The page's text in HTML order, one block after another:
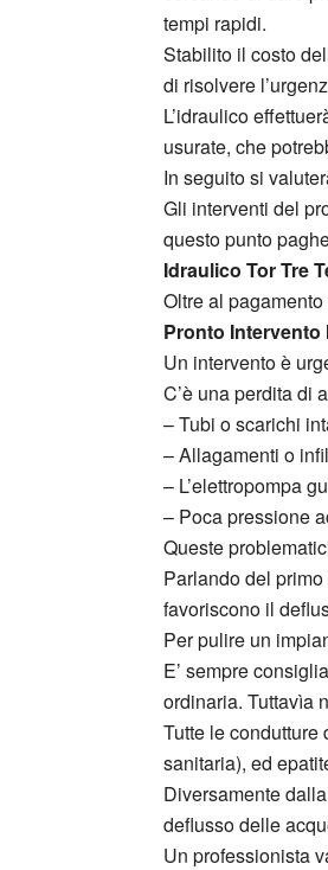
tempi rapidi.
Stabilito il costo
di risolvere
L’idraulico
usurate, che
In seguito si
Gli interventi del
questo punto
Idraulico Tor Tre
Oltre al
Pronto Intervento
Un intervento è
C’è una perdita di
– Tubi o scarichi
– Allagamenti o
– L’elettropompa
– Poca pressione
Queste
Parlando del
favoriscono il
Per pulire un
E’ sempre
ordinaria. Tuttavìa
Tutte le
sanitaria), ed
Diversamente
deflusso delle
Un professionista